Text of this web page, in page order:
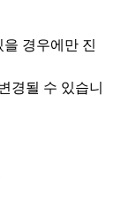
경우에만 진
경될 수 있습니